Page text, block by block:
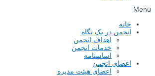
Menu
خانه
انجمن در یک نگاه
اهداف انجمن
خدمات انجمن
اساسنامه
اعضای انجمن
اعضای هیئت مدیره